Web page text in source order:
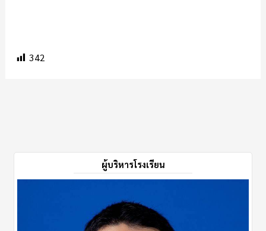
342
ผู้บริหารโรงเรียน